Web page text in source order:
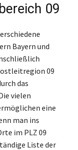
09
Bayern und
09
das
vielen
eine
man ins
im PLZ 09
Liste der